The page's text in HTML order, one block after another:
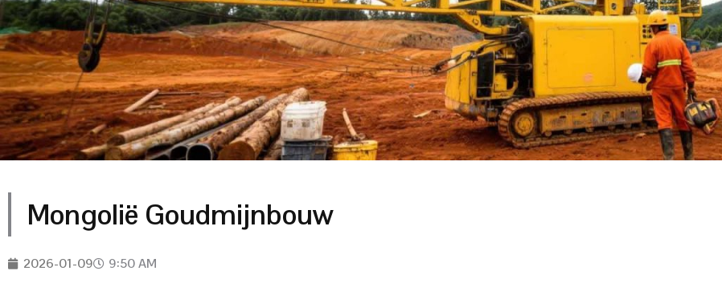
Mongolië Goudmijnbouw
2026-01-09 9:50 AM